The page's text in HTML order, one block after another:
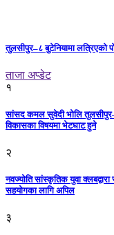
तुलसीपुर–८ बुटेनियामा लत्रिएको
ताजा अप्डेट
१
सांसद कमल सुवेदी भोलि
विकासका विषयमा भेटघाट हुने
२
नवज्योति सांस्कृतिक युवा
सहयोगका लागि अपिल
३